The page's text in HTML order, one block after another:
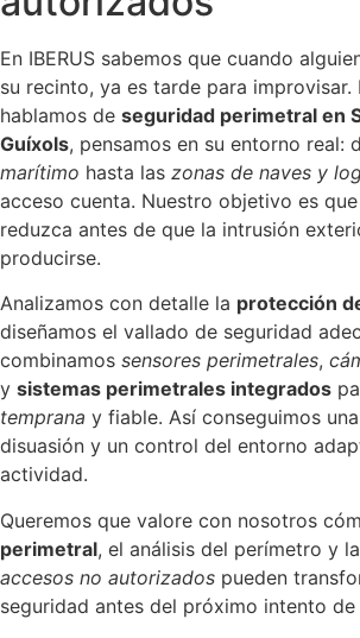
En IBERUS sabemos que cuando
su recinto, ya es tarde para improvisar.
hablamos de seguridad perimetral en
Guíxols, pensamos en su entorno real:
marítimo hasta las zonas de naves y
acceso cuenta. Nuestro objetivo es
reduzca antes de que la intrusión
producirse.
Analizamos con detalle la protección
diseñamos el vallado de seguridad
combinamos sensores perimetrales,
y sistemas perimetrales integrados
temprana y fiable. Así conseguimos
disuasión y un control del entorno
actividad.
Queremos que valore con nosotros
perimetral, el análisis del perímetro y la
accesos no autorizados pueden
seguridad antes del próximo intento de